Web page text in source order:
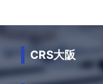
CRS大阪